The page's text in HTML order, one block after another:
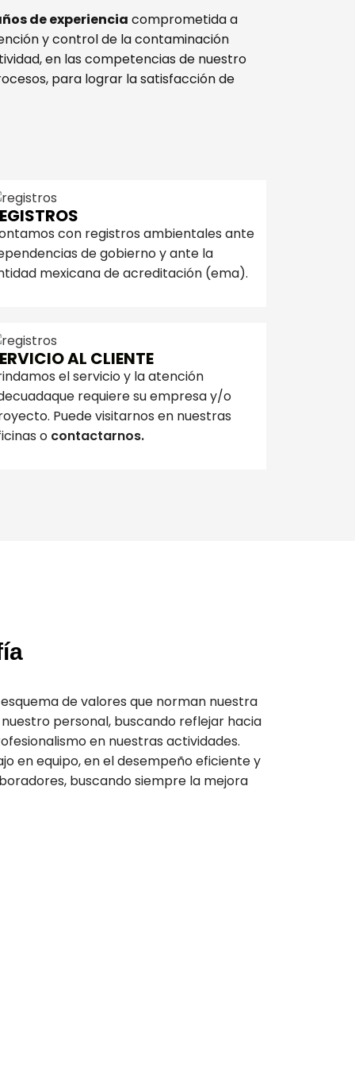
de experiencia comprometida a
y control de la contaminación
en las competencias de nuestro
para lograr la satisfacción de
con registros ambientales ante
de gobierno y ante la
mexicana de acreditación (ema).
AL CLIENTE
el servicio y la atención
requiere su empresa y/o
Puede visitarnos en nuestras
o contactarnos.
de valores que norman nuestra
personal, buscando reflejar hacia
en nuestras actividades.
en equipo, en el desempeño eficiente y
buscando siempre la mejora